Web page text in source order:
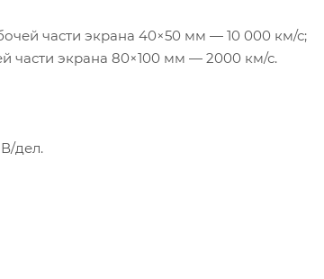
части экрана 40×50 мм — 10 000 км/с;
экрана 80×100 мм — 2000 км/с.
дел.